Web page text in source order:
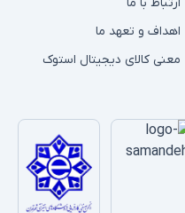
اهداف و تعهد ما
معنی کالای دیجیتال استوک